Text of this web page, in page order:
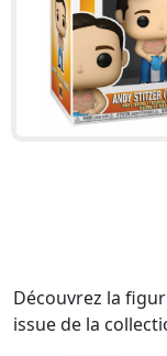
Découvrez la
issue de la